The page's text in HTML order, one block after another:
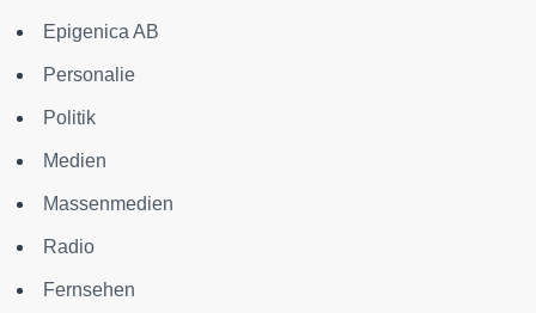
Epigenica AB
Personalie
Politik
Medien
Massenmedien
Radio
Fernsehen